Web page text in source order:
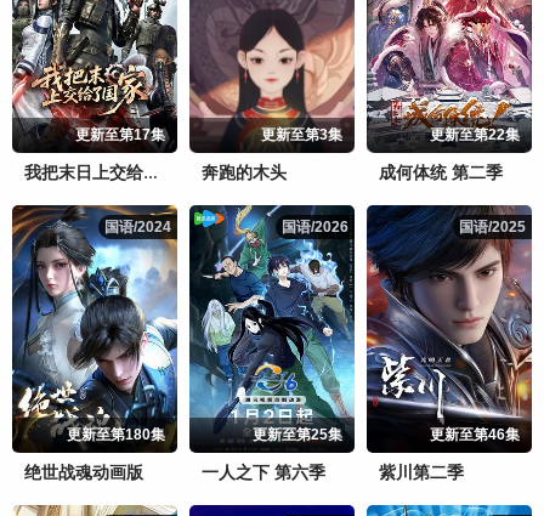
更新至第17集
我把末日上交给了国家
更新至第3集
奔跑的木头
更新至第22集
成何体统 第二季
国语/2024
国语/2024
更新至第180集
绝世战魂动画版
国语/2026
国语/2026
更新至第25集
一人之下 第六季
国语/2025
国语/2025
更新至第46集
紫川第二季